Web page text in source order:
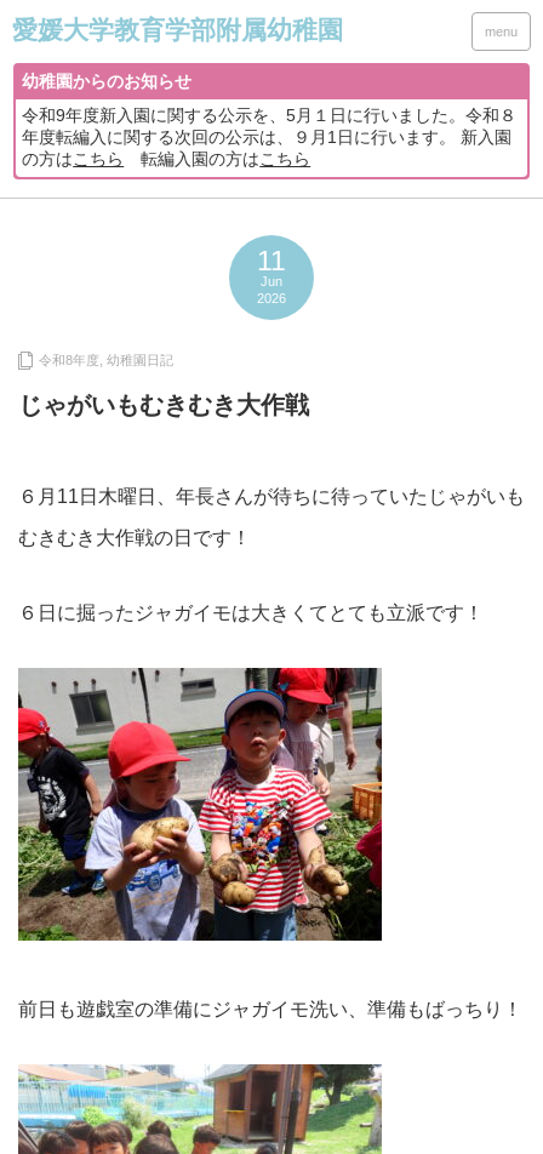
menu
幼稚園からのお知らせ
令和9年度新入園に関する公示を、5月１日に行いました。令和８
年度転編入に関する次回の公示は、９月1日に行います。 新入園
の方はこちら 転編入園の方はこちら
11
Jun
2026
令和8年度 幼稚園日記
じゃがいもむきむき大作戦
６月11日木曜日、年長さんが待ちに待っていたじゃがいも
むきむき大作戦の日です！
６日に掘ったジャガイモは大きくてとても立派です！
前日も遊戯室の準備にジャガイモ洗い、準備もばっちり！